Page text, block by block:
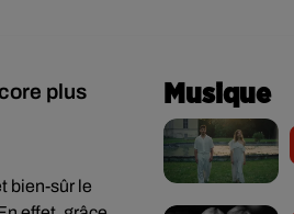
plus
bien-sûr le
Musique